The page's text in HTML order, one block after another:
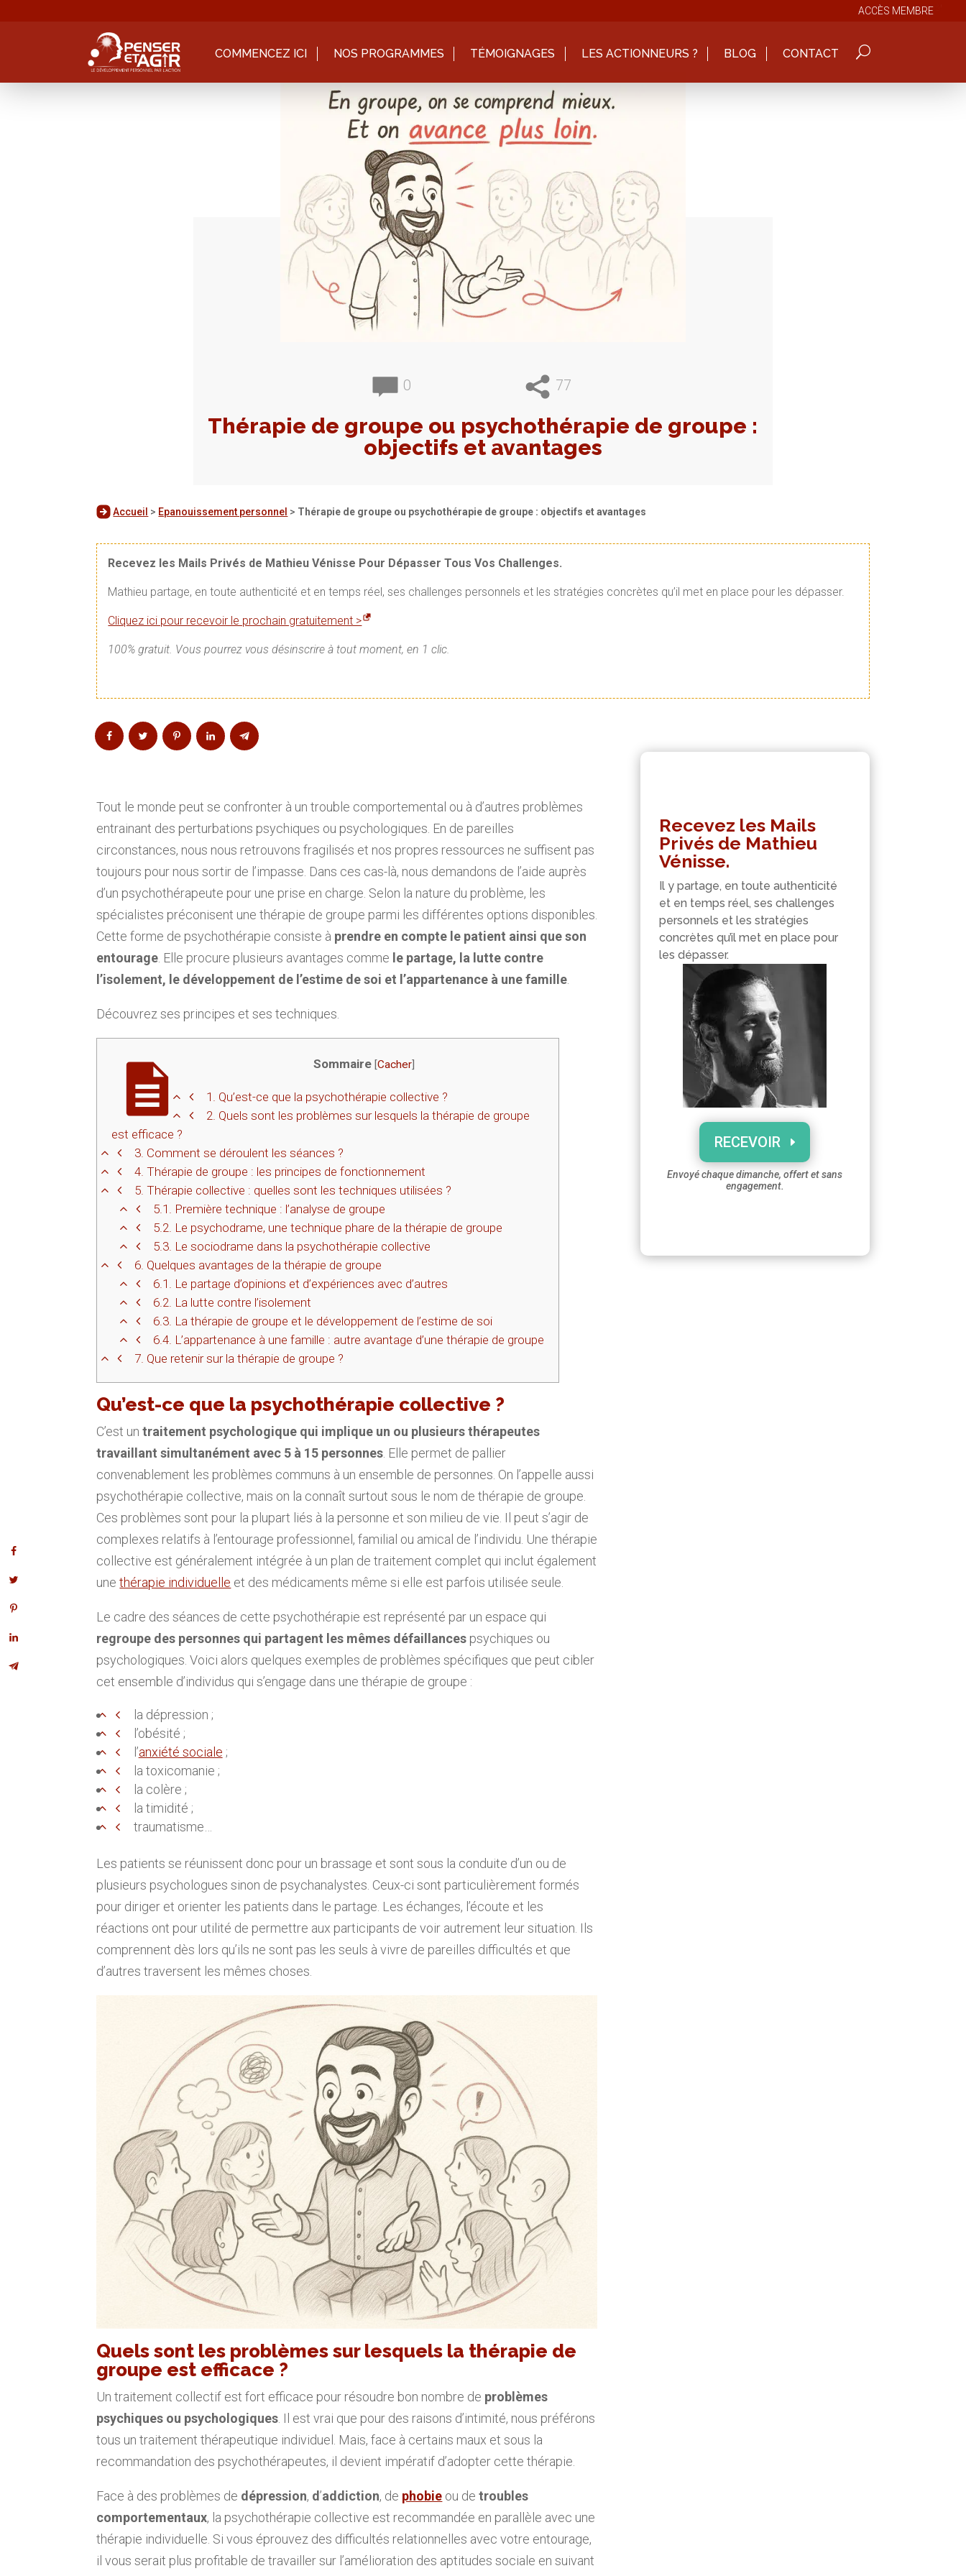
ACCÈS MEMBRE
COMMENCEZ ICI NOS PROGRAMMES TÉMOIGNAGES LES ACTIONNEURS ? BLOG CONTACT
0 77
Thérapie de groupe ou psychothérapie de groupe :
objectifs et avantages
Accueil > Epanouissement personnel > Thérapie de groupe ou psychothérapie de groupe : objectifs et avantages
Recevez les Mails Privés de Mathieu Vénisse Pour Dépasser Tous Vos Challenges.
Mathieu partage, en toute authenticité et en temps réel, ses challenges personnels et les stratégies concrètes qu’il met en place pour les dépasser.
Cliquez ici pour recevoir le prochain gratuitement >
100% gratuit. Vous pourrez vous désinscrire à tout moment, en 1 clic.
Tout le monde peut se confronter à un trouble comportemental ou à d’autres problèmes
entrainant des perturbations psychiques ou psychologiques. En de pareilles
circonstances, nous nous retrouvons fragilisés et nos propres ressources ne suffisent pas
toujours pour nous sortir de l’impasse. Dans ces cas-là, nous demandons de l’aide auprès
d’un psychothérapeute pour une prise en charge. Selon la nature du problème, les
spécialistes préconisent une thérapie de groupe parmi les différentes options disponibles.
Cette forme de psychothérapie consiste à prendre en compte le patient ainsi que son
entourage . Elle procure plusieurs avantages comme le partage, la lutte contre
l’isolement, le développement de l’estime de soi et l’appartenance à une famille
Découvrez ses principes et ses techniques.
Sommaire [Cacher]
1. Qu’est-ce que la psychothérapie collective ?
2. Quels sont les problèmes sur lesquels la thérapie de groupe
est efficace ?
3. Comment se déroulent les séances ?
4. Thérapie de groupe : les principes de fonctionnement
5. Thérapie collective : quelles sont les techniques utilisées ?
5.1.
Première technique : l’analyse de groupe
5.2. Le psychodrame, une technique phare de la thérapie de groupe
5.3. Le sociodrame dans la psychothérapie collective
6. Quelques avantages de la thérapie de groupe
6.1.
Le partage d’opinions et d’expériences avec d’autres
6.2. La lutte contre l’isolement
6.3. La thérapie de groupe et le développement de l’estime de soi
6.4. L’appartenance à une famille : autre avantage d’une thérapie de groupe
7. Que retenir sur la thérapie de groupe ?
Qu’est-ce que la psychothérapie collective ?
C’est untraitement psychologique qui implique un ou plusieurs thérapeutes
travaillant simultanément avec 5 à 15 personnes . Elle permet de pallier
convenablement les problèmes communs à un ensemble de personnes. On l’appelle aussi
psychothérapie collective, mais on la connaît surtout sous le nom de thérapie de groupe.
Ces problèmes sont pour la plupart liés à la personne et son milieu de vie. Il peut s’agir de
complexes relatifs à l’entourage professionnel, familial ou amical de l’individu. Une thérapie
collective est généralement intégrée à un plan de traitement complet qui inclut également
unethérapie individuelle et des médicaments même si elle est parfois utilisée seule.
Le cadre des séances de cette psychothérapie est représenté par un espace qui
regroupe des personnes qui partagent les mêmes défaillances psychiques ou
psychologiques. Voici alors quelques exemples de problèmes spécifiques que peut cibler
cet ensemble d’individus qui s’engage dans une thérapie de groupe :
la dépression ;
l’obésité ;
l’anxiété sociale ;
la toxicomanie ;
la colère ;
la timidité ;
traumatisme…
Les patients se réunissent donc pour un brassage et sont sous la conduite d’un ou de
plusieurs psychologues sinon de psychanalystes. Ceux-ci sont particulièrement formés
pour diriger et orienter les patients dans le partage. Les échanges, l’écoute et les
réactions ont pour utilité de permettre aux participants de voir autrement leur situation. Ils
comprennent dès lors qu’ils ne sont pas les seuls à vivre de pareilles difficultés et que
d’autres traversent les mêmes choses.
Quels sont les problèmes sur lesquels la thérapie de
groupe est efficace ?
Un traitement collectif est fort efficace pour résoudre bon nombre de problèmes
psychiques ou psychologiques . Il est vrai que pour des raisons d’intimité, nous préférons
tous un traitement thérapeutique individuel. Mais, face à certains maux et sous la
recommandation des psychothérapeutes, il devient impératif d’adopter cette thérapie.
Face à des problèmes de dépression, d’addiction, de phobie ou detroubles
comportementaux, la psychothérapie collective est recommandée en parallèle avec une
thérapie individuelle. Si vous éprouvez des difficultés relationnelles avec votre entourage,
il vous serait plus profitable de travailler sur l’amélioration des aptitudes sociale en suivant
Recevez les Mails
Privés de Mathieu
Vénisse.
Il y partage, en toute authenticité
et en temps réel, ses challenges
personnels et les stratégies
concrètes qu’il met en place pour
les dépasser.
RECEVOIR
Envoyé chaque dimanche, offert et sans
engagement.